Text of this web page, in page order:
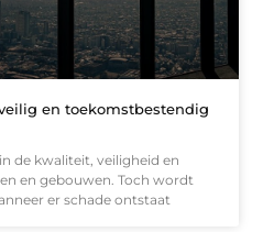
en toekomstbestendig
de kwaliteit, veiligheid en
en gebouwen. Toch wordt
er schade ontstaat